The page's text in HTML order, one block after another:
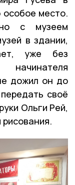
особое место.
с музеем
в здании,
уже без
дожил он до
своё
Ольги Рей,